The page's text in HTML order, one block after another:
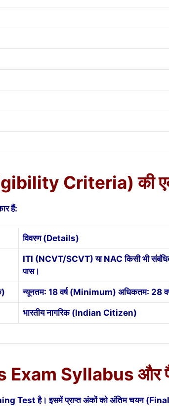
Criteria) की
हैं:
विवरण (Details)
ITI (NCVT/SCVT) या NAC किसी भी
पास।
न्यूनतम: 18 वर्ष (Minimum) अधिकतम: 28
भारतीय नागरिक (Indian Citizen)
Exam Syllabus और
Test है। इसमें प्राप्त अंकों को अंतिम चयन (Final